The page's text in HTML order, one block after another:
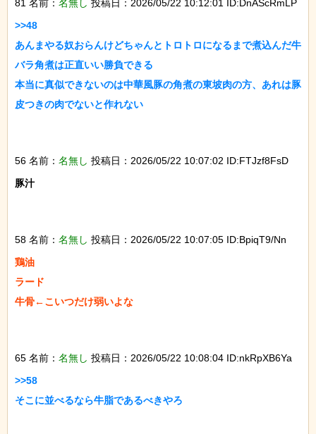
81 名前： 名無し 投稿日：2026/05/22 10:12:01 ID:DnAScRmLP
>>48
あんまやる奴おらんけどちゃんとトロトロになるまで煮込んだ牛
バラ角煮は正直いい勝負できる
本当に真似できないのは中華風豚の角煮の東坡肉の方、あれは豚
皮つきの肉でないと作れない
56 名前： 名無し 投稿日：2026/05/22 10:07:02 ID:FTJzf8FsD
豚汁
58 名前： 名無し 投稿日：2026/05/22 10:07:05 ID:BpiqT9/Nn
鶏油
ラード
牛骨←こいつだけ弱いよな
65 名前： 名無し 投稿日：2026/05/22 10:08:04 ID:nkRpXB6Ya
>>58
そこに並べるなら牛脂であるべきやろ